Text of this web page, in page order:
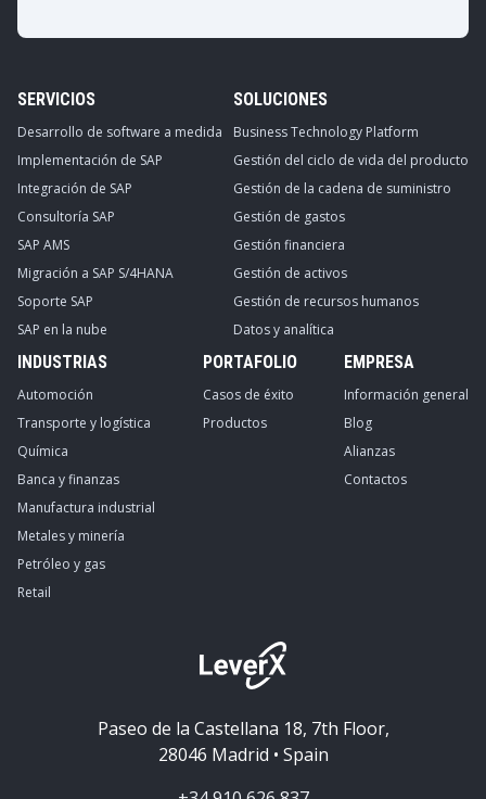
SERVICIOS
Desarrollo de software a medida
Implementación de SAP
Integración de SAP
Consultoría SAP
SAP AMS
Migración a SAP S/4HANA
Soporte SAP
SAP en la nube
SOLUCIONES
Business Technology Platform
Gestión del ciclo de vida del producto
Gestión de la cadena de suministro
Gestión de gastos
Gestión financiera
Gestión de activos
Gestión de recursos humanos
Datos y analítica
INDUSTRIAS
Automoción
Transporte y logística
Química
Banca y finanzas
Manufactura industrial
Metales y minería
Petróleo y gas
Retail
PORTAFOLIO
Casos de éxito
Productos
EMPRESA
Información general
Blog
Alianzas
Contactos
Paseo de la Castellana 18, 7th Floor,
28046 Madrid • Spain